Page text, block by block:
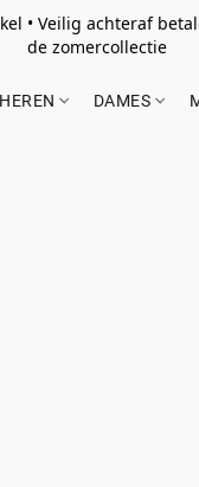
• Veilig achteraf
de zomercollectie
HEREN DAMES